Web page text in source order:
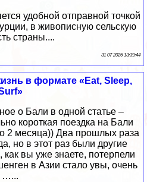
удобной отправной точкой
в живописную сельскую
страны....
31 07 2026 13:39:44
в формате «Eat, Sleep,
о Бали в одной статье –
короткая поездка на Бали
2 месяца)) Два прошлых раза
но в этот раз были другие
вы уже знаете, потерпели
в Азии стало увы, очень
…...